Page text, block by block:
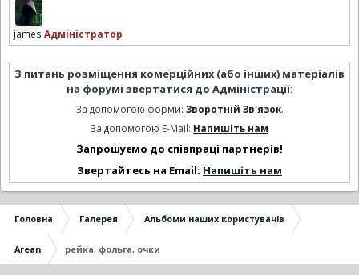
james Адміністратор
З питань розміщення комерційних (або інших) матеріалів
на форумі звертатися до Адміністрації:
За допомогою форми: Зворотній Зв'язок.
За допомогою E-Mail: Напишіть нам
Запрошуємо до співпраці партнерів!
Звертайтесь на Email: Напишіть нам
Головна Галерея Альбоми наших користувачів
Arean рейка, фольга, очки